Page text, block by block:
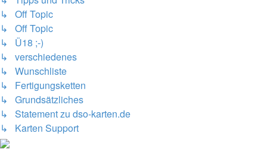
↳ Off Topic
↳ Off Topic
↳ Ü18 ;-)
↳ verschiedenes
↳ Wunschliste
↳ Fertigungsketten
↳ Grundsätzliches
↳ Statement zu dso-karten.de
↳ Karten Support